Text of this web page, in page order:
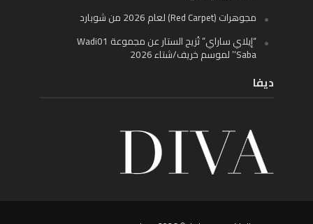
مجوهرات (Red Carpet) لعام 2026 من شوبارد
“إيلاي ساراي” تُزيح الستار عن مجموعة Wadi01
‘Saba’ لموسم خريف/شتاء 2026
ديفا